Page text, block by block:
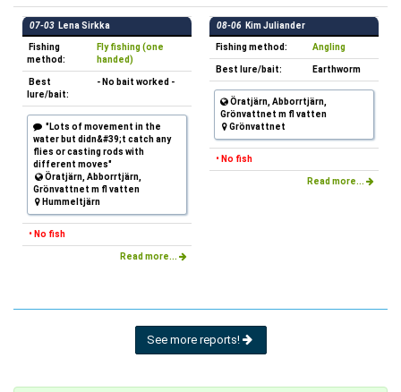
07-03 Lena Sirkka
Fishing
method:
Fly fishing (one
handed)
Best
lure/bait:
- No bait worked -
"Lots of movement in the
water but didn&#39;t catch any
flies or casting rods with
different moves"
Öratjärn, Abborrtjärn,
Grönvattnet m fl vatten
Hummeltjärn
• No fish
Read more...
08-06 Kim Juliander
Fishing method: Angling
Best lure/bait: Earthworm
Öratjärn, Abborrtjärn,
Grönvattnet m fl vatten
Grönvattnet
• No fish
Read more...
See more reports!